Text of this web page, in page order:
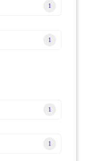
1
1
1
1